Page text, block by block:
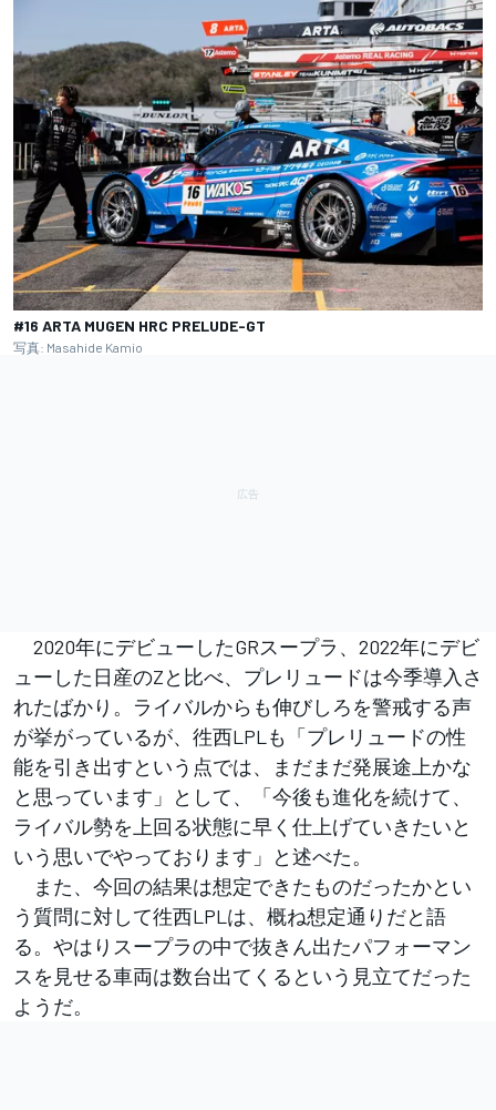
#16 ARTA MUGEN HRC PRELUDE-GT
写真: Masahide Kamio
2020年にデビューしたGRスープラ、2022年にデビ
ューした日産のZと比べ、プレリュードは今季導入さ
れたばかり。ライバルからも伸びしろを警戒する声
が挙がっているが、徃西LPLも「プレリュードの性
能を引き出すという点では、まだまだ発展途上かな
と思っています」として、「今後も進化を続けて、
ライバル勢を上回る状態に早く仕上げていきたいと
いう思いでやっております」と述べた。
また、今回の結果は想定できたものだったかとい
う質問に対して徃西LPLは、概ね想定通りだと語
る。やはりスープラの中で抜きん出たパフォーマン
スを見せる車両は数台出てくるという見立てだった
ようだ。